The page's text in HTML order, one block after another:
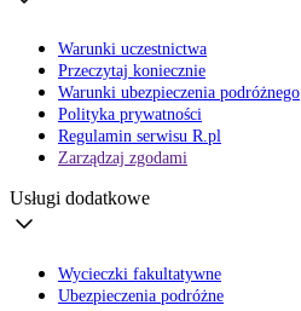
Warunki uczestnictwa
Przeczytaj koniecznie
Warunki ubezpieczenia podróżnego
Polityka prywatności
Regulamin serwisu R.pl
Zarządzaj zgodami
Usługi dodatkowe
Wycieczki fakultatywne
Ubezpieczenia podróżne